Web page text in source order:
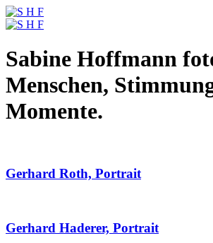
Sabine Hoffmann
Menschen,
Momente.
Gerhard Roth, Portrait
Gerhard Haderer, Portrait